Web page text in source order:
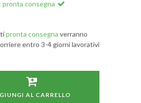
pronta consegna
pronta consegna verranno
entro 3-4 giorni lavorativi
AL CARRELLO